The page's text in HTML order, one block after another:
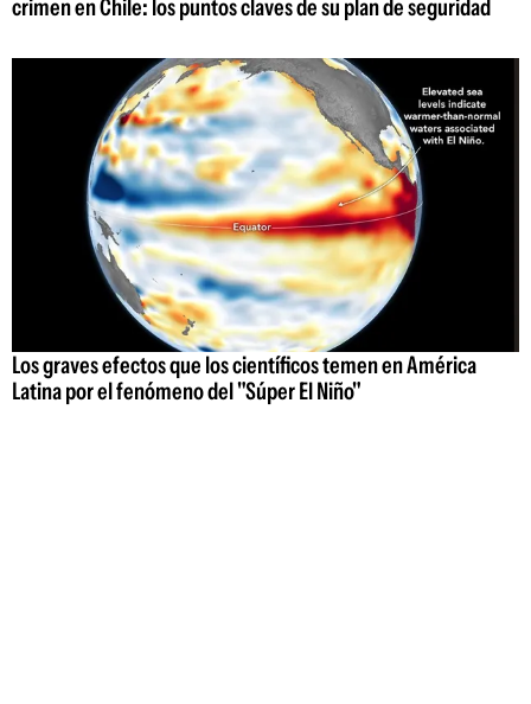
crimen en Chile: los puntos claves de su plan de seguridad
Los graves efectos que los científicos temen en América
Latina por el fenómeno del "Súper El Niño"